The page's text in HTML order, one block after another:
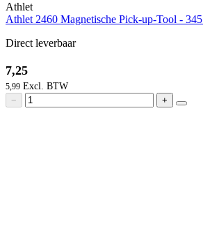
Athlet
Athlet 2460 Magnetische Pick-up-Tool -
Direct leverbaar
7,25
5,99
− +